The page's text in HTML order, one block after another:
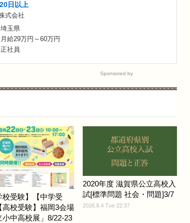
日以上
式会社
埼玉県
月給29万円～60万円
正社員
Sponsored by
校受験】【中学受
高校受験】福岡3会場
小中高校展」8/22-23
2020年度 滋賀県公立高校入
試[標準問題 社会・問題]3/7
2026.8.4 Tue 22:37